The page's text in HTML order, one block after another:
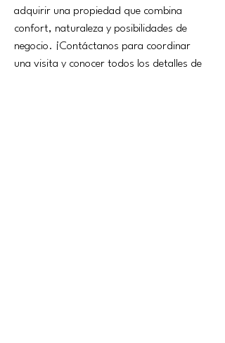
adquirir una propiedad que combina
confort, naturaleza y posibilidades de
negocio. ¡Contáctanos para coordinar
una visita y conocer todos los detalles de